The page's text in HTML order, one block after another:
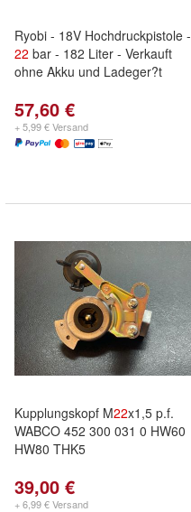
Ryobi - 18V Hochdruckpistole -
22 bar - 182 Liter - Verkauft
ohne Akku und Ladeger?t
57,60 €
+ 5,99 € Versand
Kupplungskopf M22x1,5 p.f.
WABCO 452 300 031 0 HW60
HW80 THK5
39,00 €
+ 6,99 € Versand